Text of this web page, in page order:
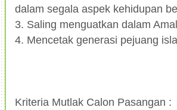
dalam segala aspek kehidupan
3. Saling menguatkan dalam
4. Mencetak generasi pejuang
Kriteria Mutlak Calon Pasangan :